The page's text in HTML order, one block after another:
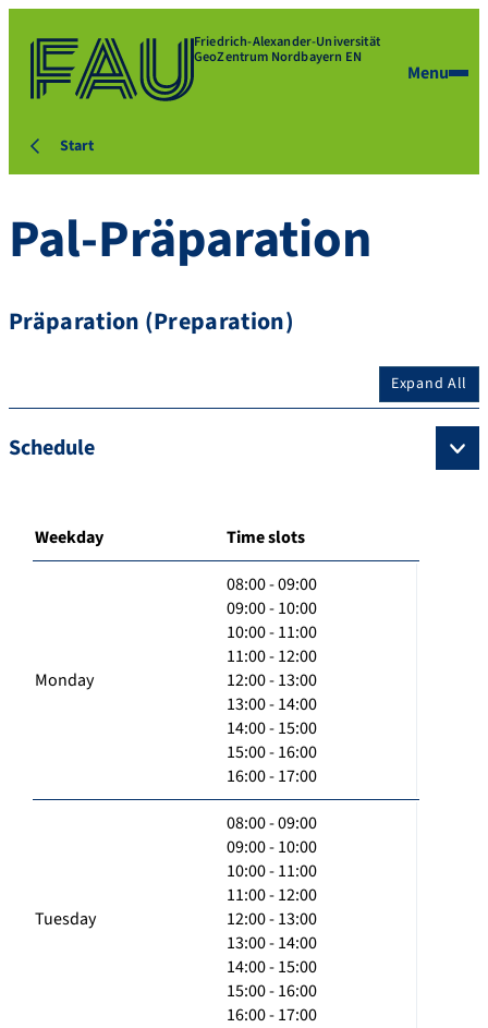
Friedrich-Alexander-Universität
GeoZentrum Nordbayern EN
Menu
Start
Pal-Präparation
Präparation (Preparation)
Expand All
Schedule
Weekday Time slots
Monday
08:00 - 09:00
09:00 - 10:00
10:00 - 11:00
11:00 - 12:00
12:00 - 13:00
13:00 - 14:00
14:00 - 15:00
15:00 - 16:00
16:00 - 17:00
Tuesday
08:00 - 09:00
09:00 - 10:00
10:00 - 11:00
11:00 - 12:00
12:00 - 13:00
13:00 - 14:00
14:00 - 15:00
15:00 - 16:00
16:00 - 17:00